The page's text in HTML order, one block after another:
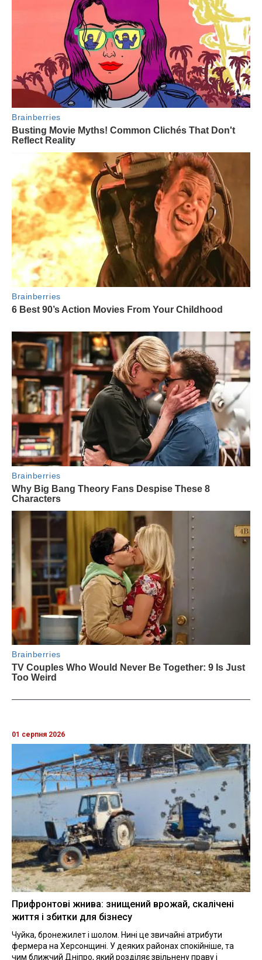
01 серпня 2026
Прифронтові жнива: знищений врожай, скалічені
життя і збитки для бізнесу
Чуйка, бронежилет і шолом. Нині це звичайні атрибути
фермера на Херсонщині. У деяких районах спокійніше, та
чим ближчий Дніпро, який розділяє звільнену праву і